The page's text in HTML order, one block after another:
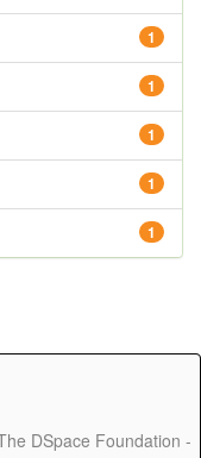
1
1
1
1
1
DSpace Foundation -